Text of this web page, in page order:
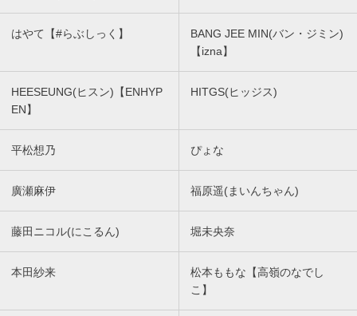
はやて【#らぶしっく】
BANG JEE MIN(バン・ジミン)
【izna】
HEESEUNG(ヒスン)【ENHYP
EN】
HITGS(ヒッジス)
平松想乃 ぴょな
廣瀬麻伊 福原遥(まいんちゃん)
藤田ニコル(にこるん) 堀未央奈
本田紗来
松本ももな【高嶺のなでし
こ】